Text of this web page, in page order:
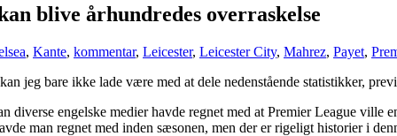
blive århundredes overraskelse
, Kante, kommentar, Leicester, Leicester City, Mahrez, Payet,
jeg bare ikke lade være med at dele nedenstående statistikker,
diverse engelske medier havde regnet med at Premier League
man regnet med inden sæsonen, men der er rigeligt historier i